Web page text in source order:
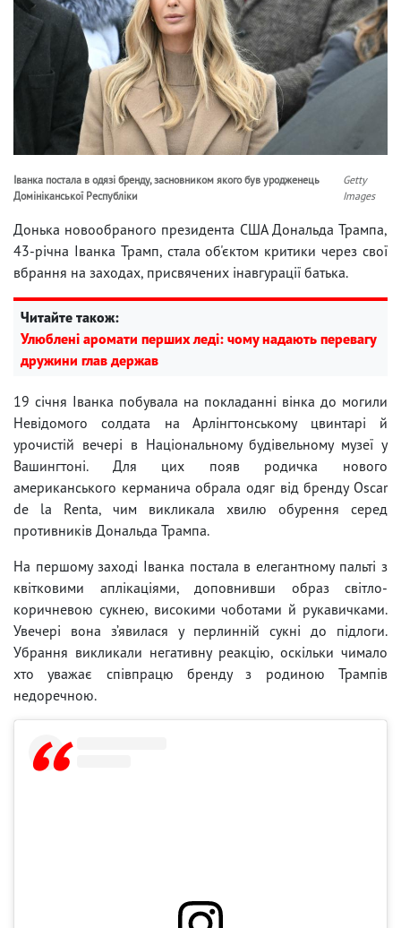
Іванка постала в одязі бренду, засновником якого був уродженець
Домініканської Республіки
Getty
Images
Донька новообраного президента США Дональда Трампа,
43-річна Іванка Трамп, стала об'єктом критики через свої
вбрання на заходах, присвячених інавгурації батька.
Читайте також:
Улюблені аромати перших леді: чому надають перевагу
дружини глав держав
19 січня Іванка побувала на покладанні вінка до могили
Невідомого солдата на Арлінгтонському цвинтарі й
урочистій вечері в Національному будівельному музеї у
Вашингтоні. Для цих появ родичка нового
американського керманича обрала одяг від бренду Oscar
de la Renta, чим викликала хвилю обурення серед
противників Дональда Трампа.
На першому заході Іванка постала в елегантному пальті з
квітковими аплікаціями, доповнивши образ світло-
коричневою сукнею, високими чоботами й рукавичками.
Увечері вона з’явилася у перлинній сукні до підлоги.
Убрання викликали негативну реакцію, оскільки чимало
хто уважає співпрацю бренду з родиною Трампів
недоречною.